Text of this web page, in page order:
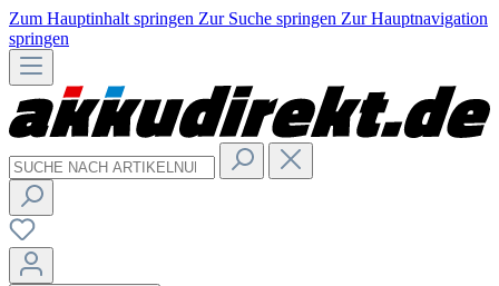
Zum Hauptinhalt springen Zur Suche springen Zur Hauptnavigation
springen